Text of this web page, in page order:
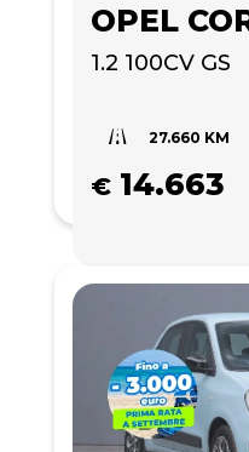
OPEL
1.2 100CV GS
27.660 KM
€ 14.663